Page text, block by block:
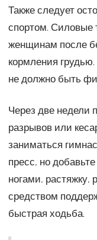
Также следует
спортом. Силовые
женщинам после
кормления
не должно быть
Через две недели
разрывов или
заниматься
пресс, но
ногами,
средством
быстрая ходьба.